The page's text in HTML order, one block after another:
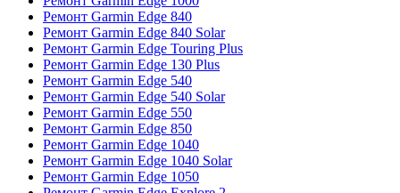
Ремонт Garmin Edge 840
Ремонт Garmin Edge 840 Solar
Ремонт Garmin Edge Touring Plus
Ремонт Garmin Edge 130 Plus
Ремонт Garmin Edge 540
Ремонт Garmin Edge 540 Solar
Ремонт Garmin Edge 550
Ремонт Garmin Edge 850
Ремонт Garmin Edge 1040
Ремонт Garmin Edge 1040 Solar
Ремонт Garmin Edge 1050